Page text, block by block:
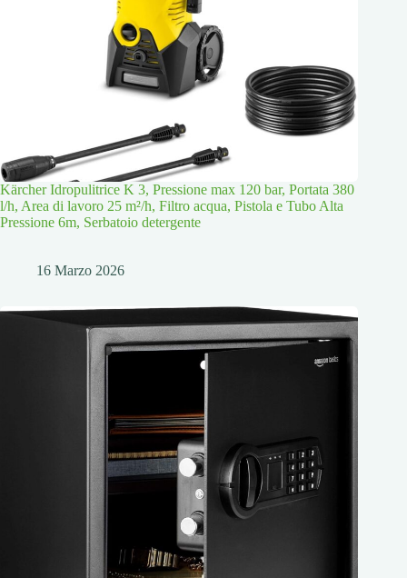
Kärcher Idropulitrice K 3, Pressione max 120 bar, Portata 380
l/h, Area di lavoro 25 m²/h, Filtro acqua, Pistola e Tubo Alta
Pressione 6m, Serbatoio detergente
16 Marzo 2026